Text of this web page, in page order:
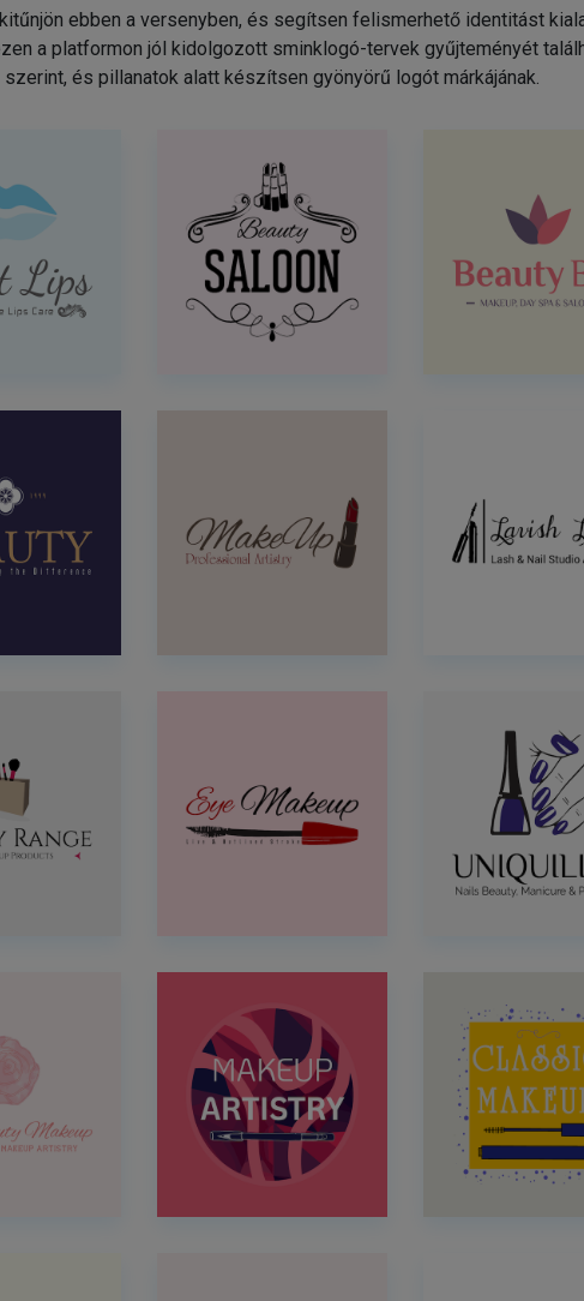
ebben a versenyben, és segítsen felismerhető identitást
a platformon jól kidolgozott sminklogó-tervek gyűjteményét
szerint, és pillanatok alatt készítsen gyönyörű logót márkájának.